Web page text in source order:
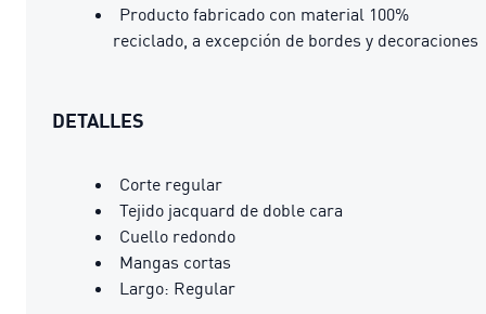
Producto fabricado con material 100%
reciclado, a excepción de bordes y decoraciones
DETALLES
Corte regular
Tejido jacquard de doble cara
Cuello redondo
Mangas cortas
Largo: Regular